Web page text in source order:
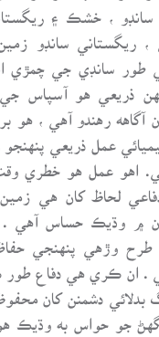
سانڊو ، خشڪ ۽
، ريگستاني سانڊو
طور سانڊي جي چمڙي
ذريعي هو آسپاس
آگاهه رهندو آهي ، هو
عمل ذريعي پنهنجو
اهو عمل هو خطري وقت
لحاظ کان هي زمين
۾ وڌيڪ حساس آهي
طرح وڙهي پنهنجي
. ان ڪري هي دفاع طور
بدلائي دشمنن کان
جو حواس به وڌيڪ